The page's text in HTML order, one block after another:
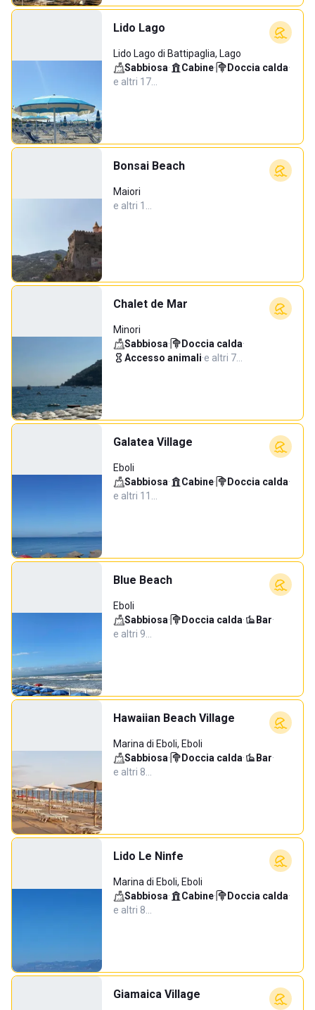
Lido Lago
Lido Lago di Battipaglia, Lago
Sabbiosa· Cabine· Doccia calda·
e altri 17…
Bonsai Beach
Maiori
e altri 1…
Chalet de Mar
Minori
Sabbiosa· Doccia calda·
Accesso animali·e altri 7…
Galatea Village
Eboli
Sabbiosa· Cabine· Doccia calda·
e altri 11…
Blue Beach
Eboli
Sabbiosa· Doccia calda· Bar·
e altri 9…
Hawaiian Beach Village
Marina di Eboli, Eboli
Sabbiosa· Doccia calda· Bar·
e altri 8…
Lido Le Ninfe
Marina di Eboli, Eboli
Sabbiosa· Cabine· Doccia calda·
e altri 8…
Giamaica Village